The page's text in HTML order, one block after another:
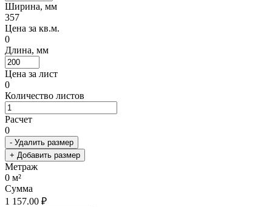
Ширина, мм
357
Цена за кв.м.
0
Длина, мм
Цена за лист
0
Количество листов
Расчет
0
- Удалить размер
+ Добавить размер
Метраж
0 м²
Сумма
1 157.00 ₽